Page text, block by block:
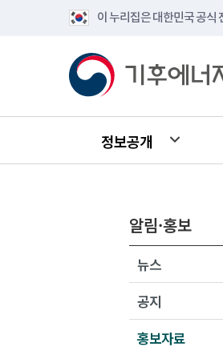
이 누리집은 대한민국 공식
정보공개
알림·홍보
뉴스
공지
홍보자료